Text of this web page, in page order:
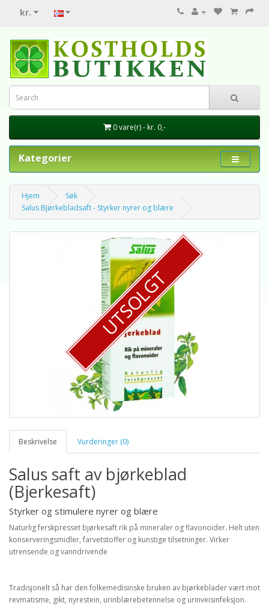
kr.
0 vare(r) - kr. 0,-
Kategorier
Hjem
Søk
Salus Bjørkebladsaft - Styrker nyrer og blære
UTSOLGT
Beskrivelse Vurderinger (0)
Salus saft av bjørkeblad
(Bjerkesaft)
Styrker og stimulere nyrer og blære
Naturlig ferskpresset bjørkesaft rik på mineraler og flavonoider. Helt uten
konserveringsmidler, farvetstoffer og kunstige tilsetninger. Virker
utrensende og vanndrivende
Tradisjonelt så har den folkemedisinske bruken av bjørkeblader vært mot
revmatisme, gikt, nyrestein, urinblærebetennelse og urinveisinfeksjon.